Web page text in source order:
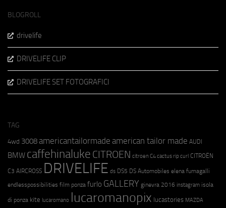
BLOGROLL
drivelife
DRIVELIFE CLIP
DRIVELIFE SET FOTOGRAFICI
TAG
4wd 3008americantailormade american tailor made AUDI
BMW caffehinaluke CITROEN citroen C4 cactus rip curl CITROËN
C3 AIRCROSS DRIVELIFE ds DS5 DS Automobiles elena fumagalli
endlesspossibilities film ponza furlo GALLERY ginevra 2016 instagram isola
di ponza kite lucaromano lucaromanopix lucastories MAZDA